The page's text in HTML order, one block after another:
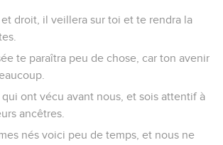
droit, il veillera sur toi et te rendra la
te paraîtra peu de chose, car ton avenir
ont vécu avant nous, et sois attentif à
ancêtres.
nés voici peu de temps, et nous ne